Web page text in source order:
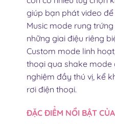
giúp bạn phát video
Music mode rung
những giai điệu riêng
Custom mode linh
thoại qua shake mode
nghiệm đầy thú vị, kể
rơi điện thoại.
ĐẶC ĐIỂM NỔI BẬT